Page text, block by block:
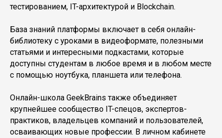
тестированием, IT-архитектурой и Blockchain.
База знаний платформы включает в себя онлайн-
библиотеку с уроками в видеоформате, полезными
статьями и интересными подкастами, которые
доступны студентам в любое время и в любом месте
с помощью ноутбука, планшета или телефона.
Онлайн-школа GeekBrains также объединяет
крупнейшее сообщество IT-спецов, экспертов-
практиков, владельцев компаний и пользователей,
осваивающих новые профессии. В личном кабинете